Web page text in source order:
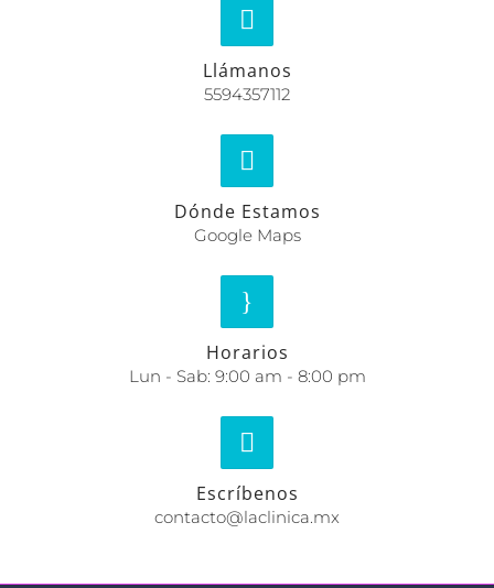
Llámanos
5594357112
Dónde Estamos
Google Maps
Horarios
Lun - Sab: 9:00 am - 8:00 pm
Escríbenos
contacto@laclinica.mx